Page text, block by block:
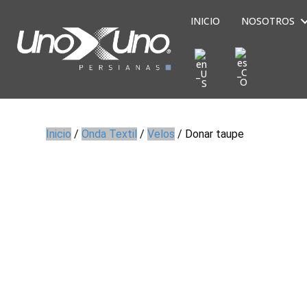
INICIO NOSOTROS
Inicio /Onda Textil /Velos / Donar taupe